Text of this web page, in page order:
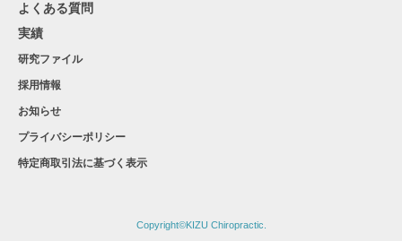
よくある質問
実績
研究ファイル
採用情報
お知らせ
プライバシーポリシー
特定商取引法に基づく表示
Copyright©KIZU Chiropractic.